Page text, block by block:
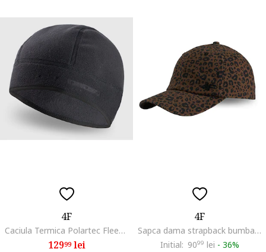
4F
Caciula Termica Polartec Fleece Unisex Neagra, Trekking, Sezon AW25
12999lei
4F
Sapca dama strapback bumbac maro 56cm XS/S
Initial: 9099 lei - 36%